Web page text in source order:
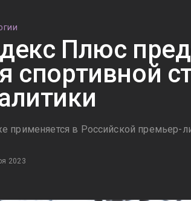
Плюс
спортивной
применяется в Российской премьер-
2023